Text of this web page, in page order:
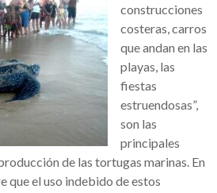
construcciones
costeras, carros
que andan en las
playas, las
fiestas
estruendosas”,
son las
principales
de las tortugas marinas. En
que el uso indebido de estos